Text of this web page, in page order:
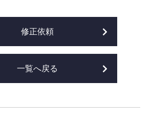
修正依頼
一覧へ戻る